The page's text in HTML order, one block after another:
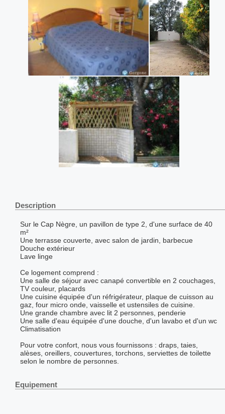
Description
Sur le Cap Nègre, un pavillon de type 2, d'une surface de 40
m²
Une terrasse couverte, avec salon de jardin, barbecue
Douche extérieur
Lave linge
Ce logement comprend :
Une salle de séjour avec canapé convertible en 2 couchages,
TV couleur, placards
Une cuisine équipée d'un réfrigérateur, plaque de cuisson au
gaz, four micro onde, vaisselle et ustensiles de cuisine.
Une grande chambre avec lit 2 personnes, penderie
Une salle d'eau équipée d'une douche, d'un lavabo et d'un wc
Climatisation
Pour votre confort, nous vous fournissons : draps, taies,
alèses, oreillers, couvertures, torchons, serviettes de toilette
selon le nombre de personnes.
Equipement